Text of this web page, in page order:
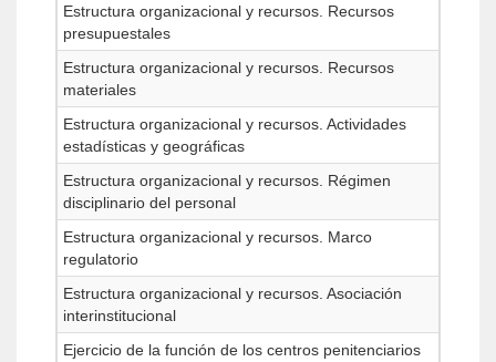
Estructura organizacional y recursos. Recursos
presupuestales
Estructura organizacional y recursos. Recursos
materiales
Estructura organizacional y recursos. Actividades
estadísticas y geográficas
Estructura organizacional y recursos. Régimen
disciplinario del personal
Estructura organizacional y recursos. Marco
regulatorio
Estructura organizacional y recursos. Asociación
interinstitucional
Ejercicio de la función de los centros penitenciarios